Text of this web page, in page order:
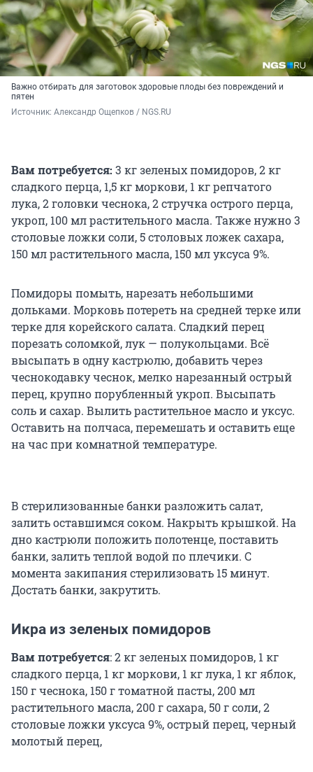
Важно отбирать для заготовок здоровые плоды без повреждений и
пятен
Источник: Александр Ощепков / NGS.RU
Вам потребуется: 3 кг зеленых помидоров, 2 кг
сладкого перца, 1,5 кг моркови, 1 кг репчатого
лука, 2 головки чеснока, 2 стручка острого перца,
укроп, 100 мл растительного масла. Также нужно 3
столовые ложки соли, 5 столовых ложек сахара,
150 мл растительного масла, 150 мл уксуса 9%.
Помидоры помыть, нарезать небольшими
дольками. Морковь потереть на средней терке или
терке для корейского салата. Сладкий перец
порезать соломкой, лук — полукольцами. Всё
высыпать в одну кастрюлю, добавить через
чеснокодавку чеснок, мелко нарезанный острый
перец, крупно порубленный укроп. Высыпать
соль и сахар. Вылить растительное масло и уксус.
Оставить на полчаса, перемешать и оставить еще
на час при комнатной температуре.
В стерилизованные банки разложить салат,
залить оставшимся соком. Накрыть крышкой. На
дно кастрюли положить полотенце, поставить
банки, залить теплой водой по плечики. С
момента закипания стерилизовать 15 минут.
Достать банки, закрутить.
Икра из зеленых помидоров
Вам потребуется: 2 кг зеленых помидоров, 1 кг
сладкого перца, 1 кг моркови, 1 кг лука, 1 кг яблок,
150 г чеснока, 150 г томатной пасты, 200 мл
растительного масла, 200 г сахара, 50 г соли, 2
столовые ложки уксуса 9%, острый перец, черный
молотый перец,